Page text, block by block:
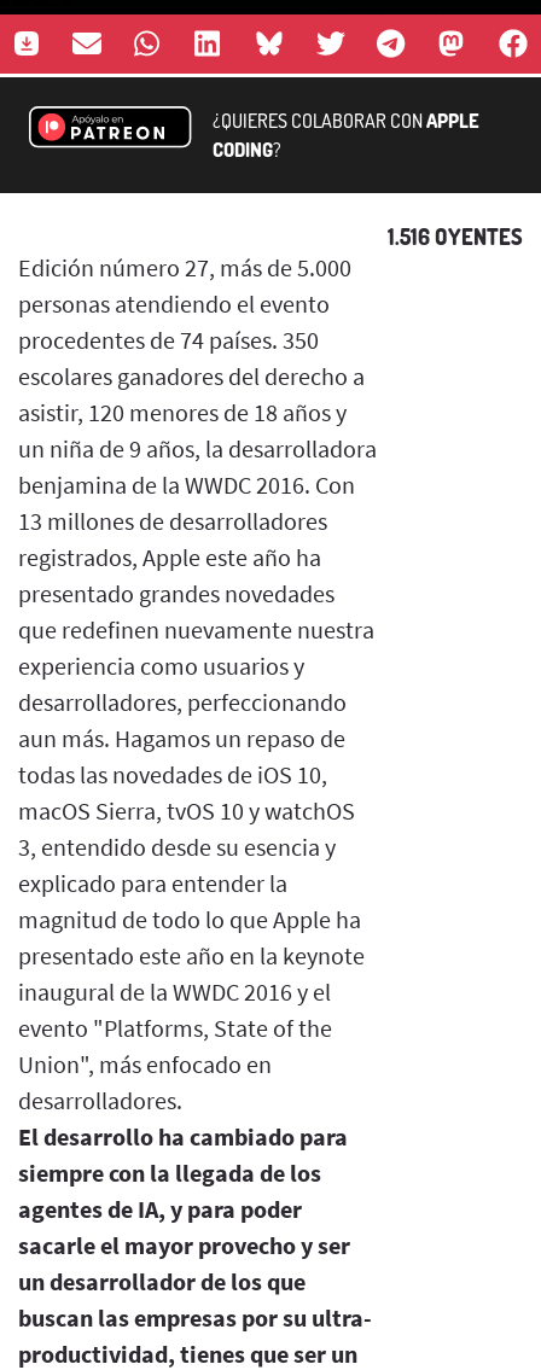
¿QUIERES COLABORAR CONAPPLE
CODING?
1.516 OYENTES
Edición número 27, más de 5.000
personas atendiendo el evento
procedentes de 74 países. 350
escolares ganadores del derecho a
asistir, 120 menores de 18 años y
un niña de 9 años, la desarrolladora
benjamina de la WWDC 2016. Con
13 millones de desarrolladores
registrados, Apple este año ha
presentado grandes novedades
que redefinen nuevamente nuestra
experiencia como usuarios y
desarrolladores, perfeccionando
aun más. Hagamos un repaso de
todas las novedades de iOS 10,
macOS Sierra, tvOS 10 y watchOS
3, entendido desde su esencia y
explicado para entender la
magnitud de todo lo que Apple ha
presentado este año en la keynote
inaugural de la WWDC 2016 y el
evento "Platforms, State of the
Union", más enfocado en
desarrolladores.
El desarrollo ha cambiado para
siempre con la llegada de los
agentes de IA, y para poder
sacarle el mayor provecho y ser
un desarrollador de los que
buscan las empresas por su ultra-
productividad, tienes que ser un